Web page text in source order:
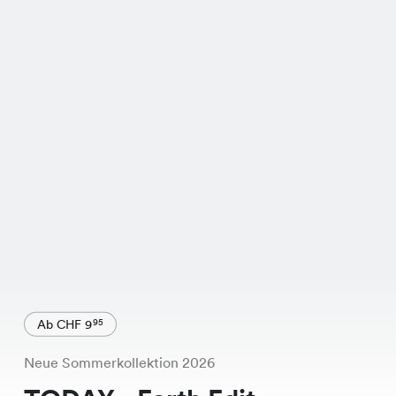
Ab CHF 995
Neue Sommerkollektion 2026